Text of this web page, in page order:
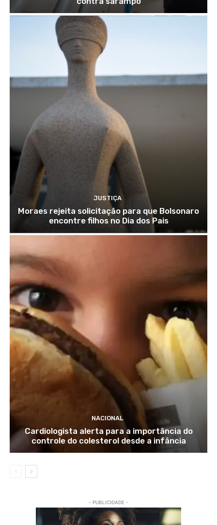
JUSTIÇA
Moraes rejeita solicitação para que Bolsonaro
encontre filhos no Dia dos Pais
NACIONAL
Cardiologista alerta para a importância do
controle do colesterol desde a infância
- PUBLICIDADE -